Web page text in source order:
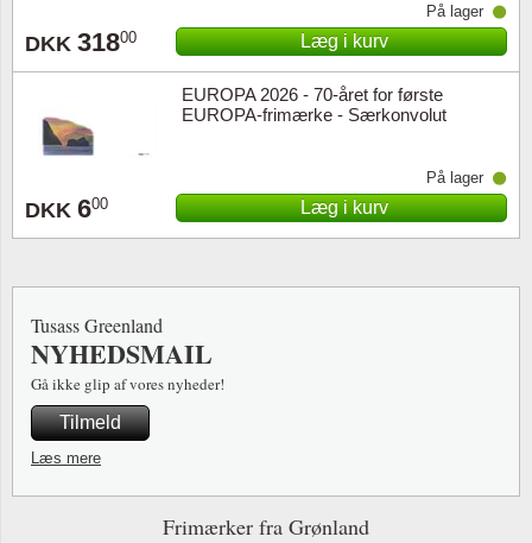
DKK 31800
På lager
Læg i kurv
EUROPA 2026 - 70-året for første
EUROPA-frimærke - Særkonvolut
DKK 600
På lager
Læg i kurv
Frimærker fra Grønland
Tusass Greenland
NYHEDSMAIL
Gå ikke glip af vores nyheder!
Tilmeld
Læs mere